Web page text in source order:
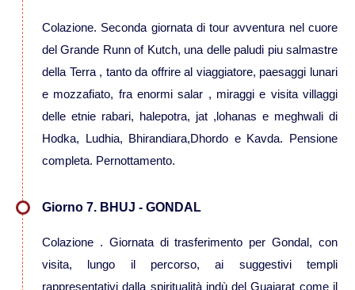
Caucaso
Viaggi in Armenia e Georgia
Centro America
Viaggi in Costa Rica
Viaggi in Cuba
Viaggi in Guatemala
Colazione. Seconda giornata di tour avventura nel cuore
del Grande Runn of Kutch, una delle paludi piu salmastre
della Terra , tanto da offrire al viaggiatore, paesaggi lunari
e mozzafiato, fra enormi salar , miraggi e visita villaggi
delle etnie rabari, halepotra, jat ,lohanas e meghwali di
Hodka, Ludhia, Bhirandiara,Dhordo e Kavda. Pensione
completa. Pernottamento.
Giorno 7. BHUJ - GONDAL
Colazione . Giornata di trasferimento per Gondal, con
visita, lungo il percorso, ai suggestivi templi
rappresentativi dalla spiritualità indù del Guajarat come il